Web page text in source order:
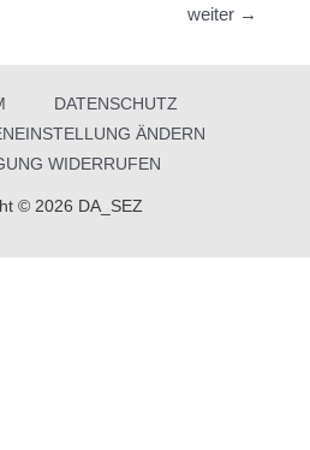
weiter →
DATENSCHUTZ
ÄNDERN
WIDERRUFEN
© 2026 DA_SEZ